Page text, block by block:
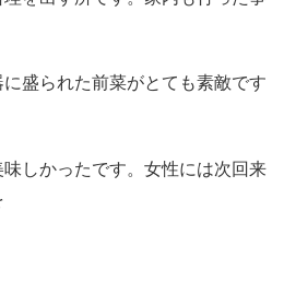
盛られた前菜がとても素敵です
しかったです。女性には次回来